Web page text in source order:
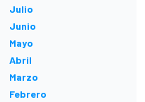
Julio
Junio
Mayo
Abril
Marzo
Febrero